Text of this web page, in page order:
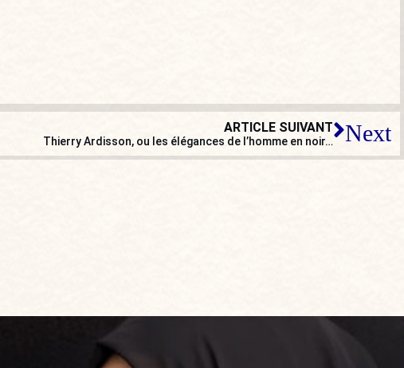
ARTICLE SUIVANT
Thierry Ardisson, ou les élégances de l’homme en noir… Next